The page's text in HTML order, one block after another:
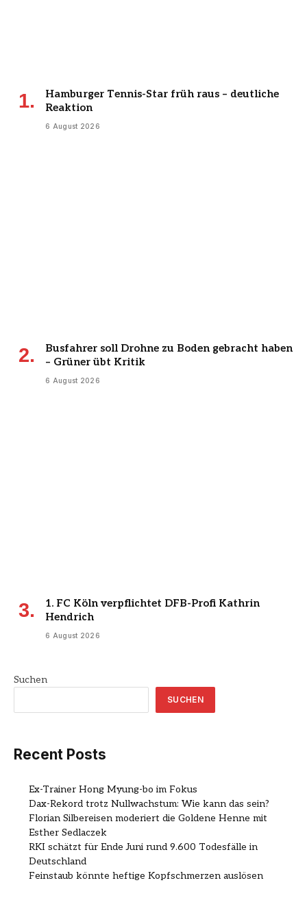
Hamburger Tennis-Star früh raus – deutliche
Reaktion
6 August 2026
Busfahrer soll Drohne zu Boden gebracht haben
– Grüner übt Kritik
6 August 2026
1. FC Köln verpflichtet DFB-Profi Kathrin
Hendrich
6 August 2026
Suchen
SUCHEN
Recent Posts
Ex-Trainer Hong Myung-bo im Fokus
Dax-Rekord trotz Nullwachstum: Wie kann das sein?
Florian Silbereisen moderiert die Goldene Henne mit
Esther Sedlaczek
RKI schätzt für Ende Juni rund 9.600 Todesfälle in
Deutschland
Feinstaub könnte heftige Kopfschmerzen auslösen